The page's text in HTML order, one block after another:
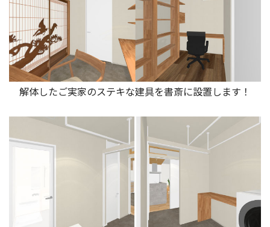
解体したご実家のステキな建具を書斎に設置します！